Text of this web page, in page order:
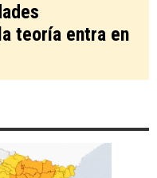
teoría entra en